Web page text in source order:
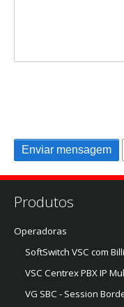
Produtos
Operadoras
SoftSwitch VSC com
VSC Centrex PBX IP
VG SBC - Session